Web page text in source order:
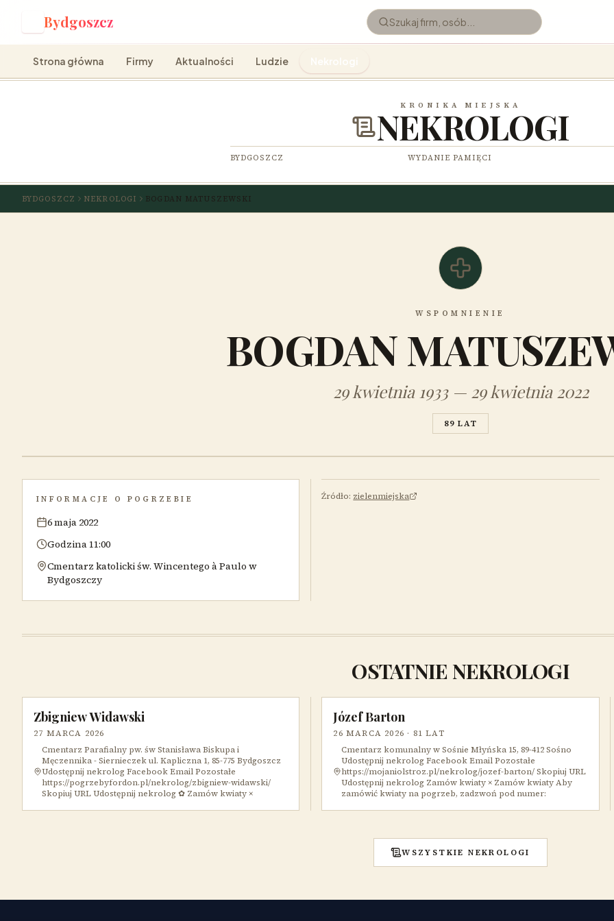
Bydgoszcz
Strona główna Firmy Aktualności Ludzie Nekrologi
KRONIKA MIEJSKA
NEKROLOGI
BYDGOSZCZ WYDANIE PAMIĘCI
BYDGOSZCZ NEKROLOGI BOGDAN MATUSZEWSKI
WSPOMNIENIE
BOGDAN
29 kwietnia 1933 — 29 kwietnia 2022
89 LAT
INFORMACJE O POGRZEBIE
6 maja 2022
Godzina 11:00
Cmentarz katolicki św. Wincentego à Paulo w
Bydgoszczy
Źródło: zielenmiejska
OSTATNIE NEKROLOGI
Zbigniew Widawski
27 MARCA 2026
Cmentarz Parafialny pw. św Stanisława Biskupa i
Męczennika - Siernieczek ul. Kapliczna 1, 85-775 Bydgoszcz
Udostępnij nekrolog Facebook Email Pozostałe
https://pogrzebyfordon.pl/nekrolog/zbigniew-widawski/
Skopiuj URL Udostępnij nekrolog ✿ Zamów kwiaty ×
Józef Barton
26 MARCA 2026 · 81 LAT
Cmentarz komunalny w Sośnie Młyńska 15, 89-412 Sośno
Udostępnij nekrolog Facebook Email Pozostałe
https://mojaniolstroz.pl/nekrolog/jozef-barton/ Skopiuj URL
Udostępnij nekrolog Zamów kwiaty × Zamów kwiaty Aby
zamówić kwiaty na pogrzeb, zadzwoń pod numer:
WSZYSTKIE NEKROLOGI